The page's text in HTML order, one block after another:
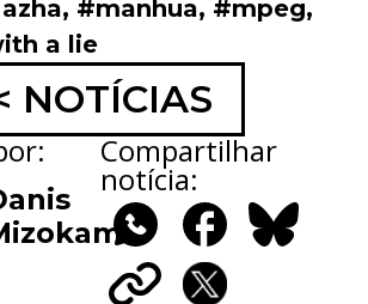
, #manhua, #mpeg,
a lie
NOTÍCIAS
Compartilhar
notícia:
WhatsAppFacebook